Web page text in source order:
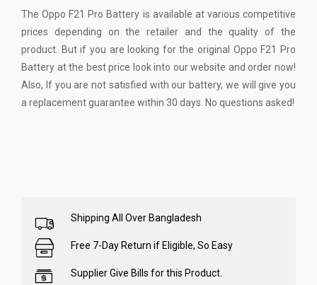
The Oppo F21 Pro Battery is available at various competitive
prices depending on the retailer and the quality of the
product. But if you are looking for the original Oppo F21 Pro
Battery at the best price look into our website and order now!
Also, If you are not satisfied with our battery, we will give you
a replacement guarantee within 30 days. No questions asked!
Shipping All Over Bangladesh
Free 7-Day Return if Eligible, So Easy
Supplier Give Bills for this Product.